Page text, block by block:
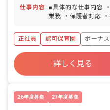
育児休暇（取得率
結婚休暇 ※年間休日108日（有休は別途
どによる休みの相談
す。
仕事内容
■具体的な仕事内容
業務 ・保護者対応 ・
帳の入力（保育シス
会議 ・地域の子育て
なっております。 ※
必ず先輩職員とペア
歳児クラス 17名 5
基本理念 子どもたち
正社員 認可保育園
ボーナ
寮・住宅・家賃補助あり
社会
退職金制度
残業少なめ
詳しく見る
26年度募集 27年度募集